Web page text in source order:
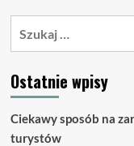
o
Ostatnie wpisy
Ciekawy sposób na
turystów